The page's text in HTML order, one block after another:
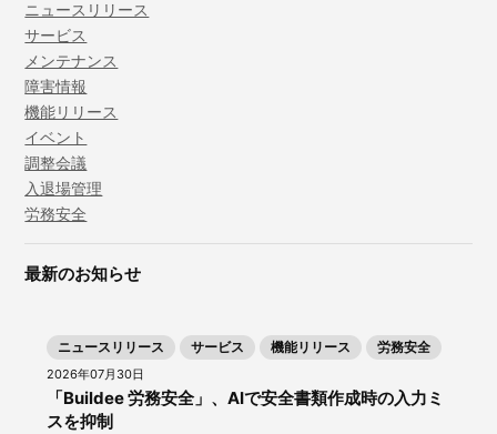
ニュースリリース
サービス
メンテナンス
障害情報
機能リリース
イベント
調整会議
入退場管理
労務安全
最新のお知らせ
ニュースリリース サービス 機能リリース 労務安全
2026年07月30日
「Buildee 労務安全」、AIで安全書類作成時の入力ミ
スを抑制